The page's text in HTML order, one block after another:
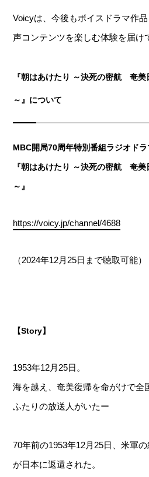
Voicyは、今後もボイスドラマ作
声コンテンツを楽しむ体験を届け
『朝はあけたり ～決死の密航 奄美
～』について
MBC開局70周年特別番組ラジオドラ
『朝はあけたり ～決死の密航 奄美
～』
https://voicy.jp/channel/4688
（2024年12月25日まで聴取可能）
【Story】
1953年12月25日。
海を越え、奄美復帰を命がけで全
ふたりの放送人がいたー
70年前の1953年12月25日、米軍
が日本に返還された。